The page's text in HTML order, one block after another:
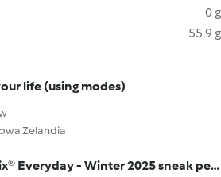
0 g
55.9 g
life (using modes)
Zelandia
Thermomix® Everyday - Winter 2025 sneak peek